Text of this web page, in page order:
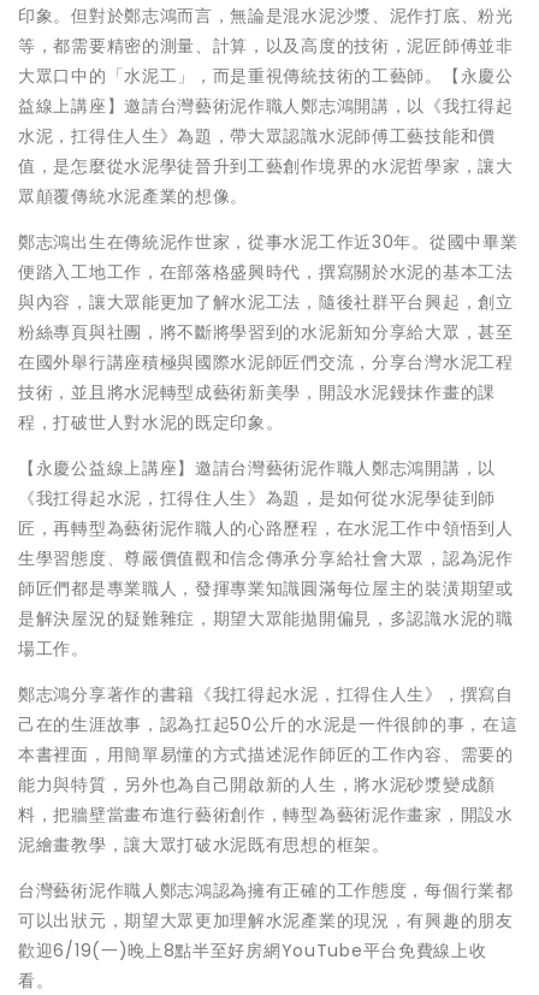
印象。但對於鄭志鴻而言，無論是混水泥沙漿、泥作打底、粉光
等，都需要精密的測量、計算，以及高度的技術，泥匠師傅並非
大眾口中的「水泥工」，而是重視傳統技術的工藝師。【永慶公
益線上講座】邀請台灣藝術泥作職人鄭志鴻開講，以《我扛得起
水泥，扛得住人生》為題，帶大眾認識水泥師傅工藝技能和價
值，是怎麼從水泥學徒晉升到工藝創作境界的水泥哲學家，讓大
眾顛覆傳統水泥產業的想像。
鄭志鴻出生在傳統泥作世家，從事水泥工作近30年。從國中畢業
便踏入工地工作，在部落格盛興時代，撰寫關於水泥的基本工法
與內容，讓大眾能更加了解水泥工法，隨後社群平台興起，創立
粉絲專頁與社團，將不斷將學習到的水泥新知分享給大眾，甚至
在國外舉行講座積極與國際水泥師匠們交流，分享台灣水泥工程
技術，並且將水泥轉型成藝術新美學，開設水泥鏝抹作畫的課
程，打破世人對水泥的既定印象。
【永慶公益線上講座】邀請台灣藝術泥作職人鄭志鴻開講，以
《我扛得起水泥，扛得住人生》為題，是如何從水泥學徒到師
匠，再轉型為藝術泥作職人的心路歷程，在水泥工作中領悟到人
生學習態度、尊嚴價值觀和信念傳承分享給社會大眾，認為泥作
師匠們都是專業職人，發揮專業知識圓滿每位屋主的裝潢期望或
是解決屋況的疑難雜症，期望大眾能拋開偏見，多認識水泥的職
場工作。
鄭志鴻分享著作的書籍《我扛得起水泥，扛得住人生》，撰寫自
己在的生涯故事，認為扛起50公斤的水泥是一件很帥的事，在這
本書裡面，用簡單易懂的方式描述泥作師匠的工作內容、需要的
能力與特質，另外也為自己開啟新的人生，將水泥砂漿變成顏
料，把牆壁當畫布進行藝術創作，轉型為藝術泥作畫家，開設水
泥繪畫教學，讓大眾打破水泥既有思想的框架。
台灣藝術泥作職人鄭志鴻認為擁有正確的工作態度，每個行業都
可以出狀元，期望大眾更加理解水泥產業的現況，有興趣的朋友
歡迎6/19(一)晚上8點半至好房網YouTube平台免費線上收
看。